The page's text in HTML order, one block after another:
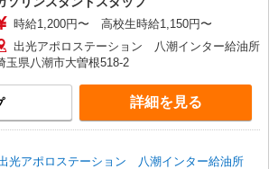
時給1,200円〜 高校生時給1,150円〜
出光アポロステーション 八潮インター給油所
玉県八潮市大曽根518-2
詳細を見る
光アポロステーション 八潮インター給油所